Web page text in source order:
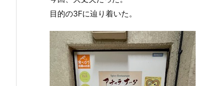
目的の3Fに辿り着いた。